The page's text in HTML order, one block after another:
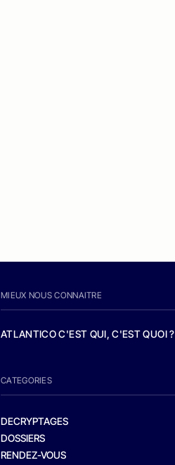
MIEUX NOUS CONNAITRE
ATLANTICO C'EST QUI, C'EST QUOI ?
CATEGORIES
DECRYPTAGES
DOSSIERS
RENDEZ-VOUS